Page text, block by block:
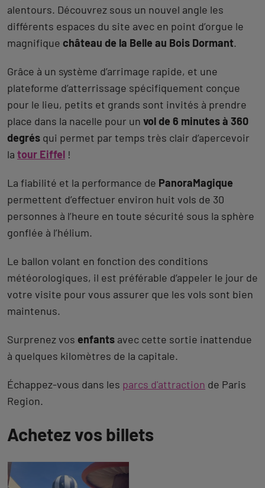
alentours. Découvrez sous un nouvel angle les
différents espaces du site avec en point d’orgue le
magnifique château de la Belle au Bois Dormant.
Grâce à un système d’arrimage rapide, et une
plateforme d’atterrissage spécifiquement conçue
pour le lieu, petits et grands sont invités à prendre
place dans la nacelle pour un vol de 6 minutes à 360
degrés qui permet par temps très clair d’apercevoir
la tour Eiffel !
La fiabilité et la performance de PanoraMagique
permettent d’effectuer environ huit vols de 30
personnes à l’heure en toute sécurité sous la sphère
gonflée à l’hélium.
Le ballon volant en fonction des conditions
météorologiques, il est préférable d’appeler le jour de
votre visite pour vous assurer que les vols sont bien
maintenus.
Surprenez vos enfants avec cette sortie inattendue
à quelques kilomètres de la capitale.
Échappez-vous dans les parcs d'attraction de Paris
Region.
Revenir
l'onglet
description
Achetez vos billets